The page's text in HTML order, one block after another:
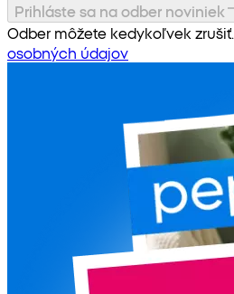
Prihláste sa na odber noviniek
Odber môžete kedykoľvek zrušiť.
osobných údajov